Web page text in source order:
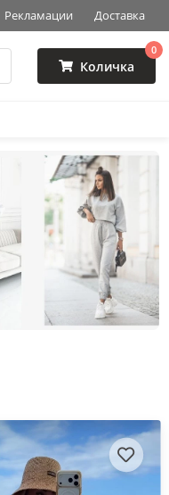
Рекламации Доставка
Количка
0